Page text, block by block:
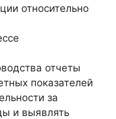
относительно
отчеты
показателей
за
и выявлять